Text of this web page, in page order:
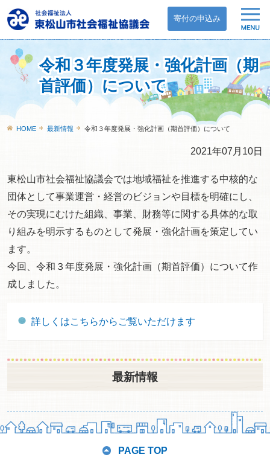
寄付の申込み
令和３年度発展・強化計画（期
首評価）について
HOME 最新情報 令和３年度発展・強化計画（期首評価）について
2021年07月10日
東松山市社会福祉協議会では地域福祉を推進する中核的な
団体として事業運営・経営のビジョンや目標を明確にし、
その実現にむけた組織、事業、財務等に関する具体的な取
り組みを明示するものとして発展・強化計画を策定してい
ます。
今回、令和３年度発展・強化計画（期首評価）について作
成しました。
詳しくはこちらからご覧いただけます
最新情報
PAGE TOP